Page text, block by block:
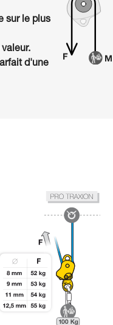
sur le plus
d'une